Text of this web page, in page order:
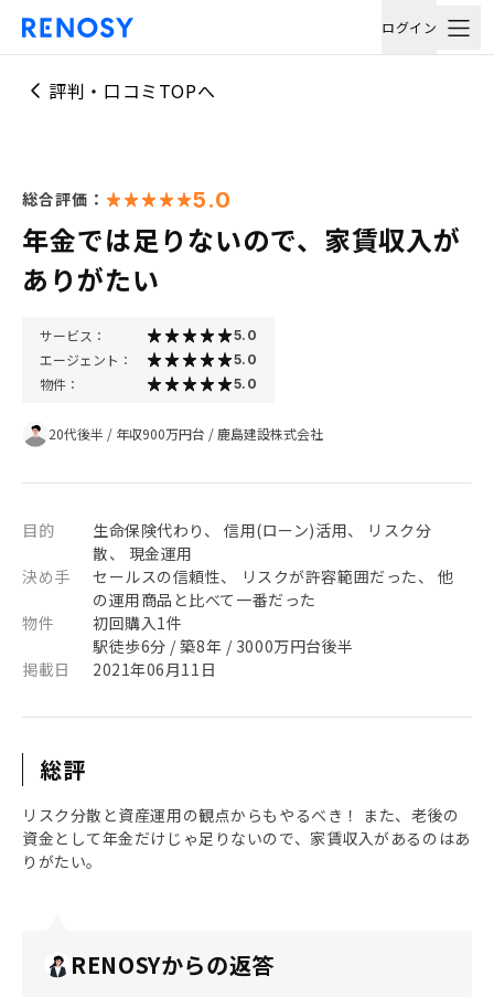
ログイン
評判・口コミTOPへ
総合評価： 5.0
年金では足りないので、家賃収入が
ありがたい
サービス： 5.0
エージェント： 5.0
物件： 5.0
20代後半 / 年収900万円台 / 鹿島建設株式会社
目的
生命保険代わり、 信用(ローン)活用、 リスク分
散、 現金運用
決め手
セールスの信頼性、 リスクが許容範囲だった、 他
の運用商品と比べて一番だった
物件
初回購入1件
駅徒歩6分 / 築8年 / 3000万円台後半
掲載日
2021年06月11日
総評
リスク分散と資産運用の観点からもやるべき！ また、老後の
資金として年金だけじゃ足りないので、家賃収入があるのはあ
りがたい。
RENOSYからの返答